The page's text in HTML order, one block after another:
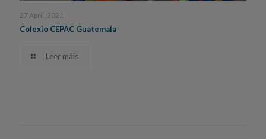
27 April, 2021
Colexio CEPAC Guatemala
Leer máis